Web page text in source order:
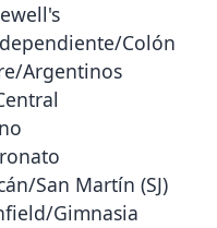
Colón
Argentinos
San Martín (SJ)
Gimnasia